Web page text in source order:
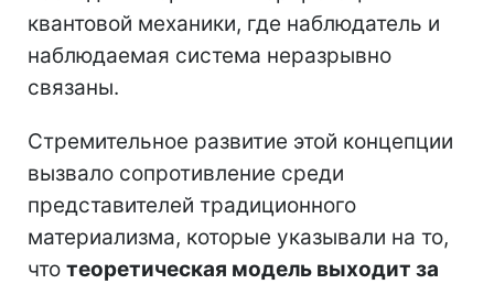
квантовой механики, где наблюдатель и
наблюдаемая система неразрывно
связаны.
Стремительное развитие этой концепции
вызвало сопротивление среди
представителей традиционного
материализма, которые указывали на то,
что теоретическая модель выходит за